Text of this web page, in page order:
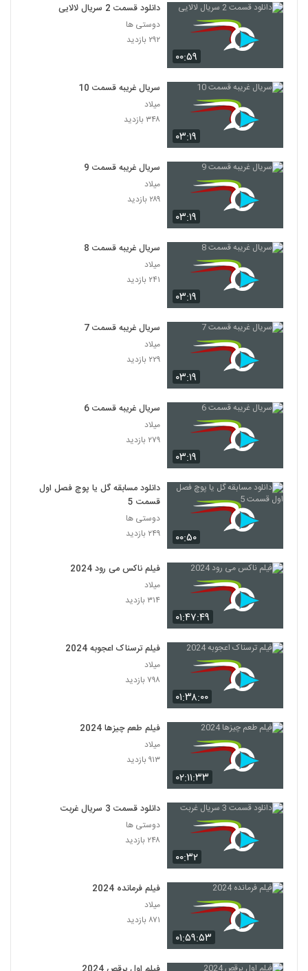
۰۰:۵۹
دانلود قسمت 2 سریال لالایی
دوستی ها
۲۹۲ بازدید
۰۳:۱۹
سریال غریبه قسمت 10
میلاد
۳۴۸ بازدید
۰۳:۱۹
سریال غریبه قسمت 9
میلاد
۲۸۹ بازدید
۰۳:۱۹
سریال غریبه قسمت 8
میلاد
۲۴۱ بازدید
۰۳:۱۹
سریال غریبه قسمت 7
میلاد
۲۲۹ بازدید
۰۳:۱۹
سریال غریبه قسمت 6
میلاد
۲۷۹ بازدید
۰۰:۵۰
دانلود مسابقه گل یا پوچ فصل اول
قسمت 5
دوستی ها
۲۴۹ بازدید
۰۱:۴۷:۴۹
فیلم ناکس می رود 2024
میلاد
۳۱۴ بازدید
۰۱:۳۸:۰۰
فیلم ترسناک اعجوبه 2024
میلاد
۷۹۸ بازدید
۰۲:۱۱:۳۳
فیلم طعم چیزها 2024
میلاد
۹۱۳ بازدید
۰۰:۳۲
دانلود قسمت 3 سریال غربت
دوستی ها
۲۴۸ بازدید
۰۱:۵۹:۵۳
فیلم فرمانده 2024
میلاد
۸۷۱ بازدید